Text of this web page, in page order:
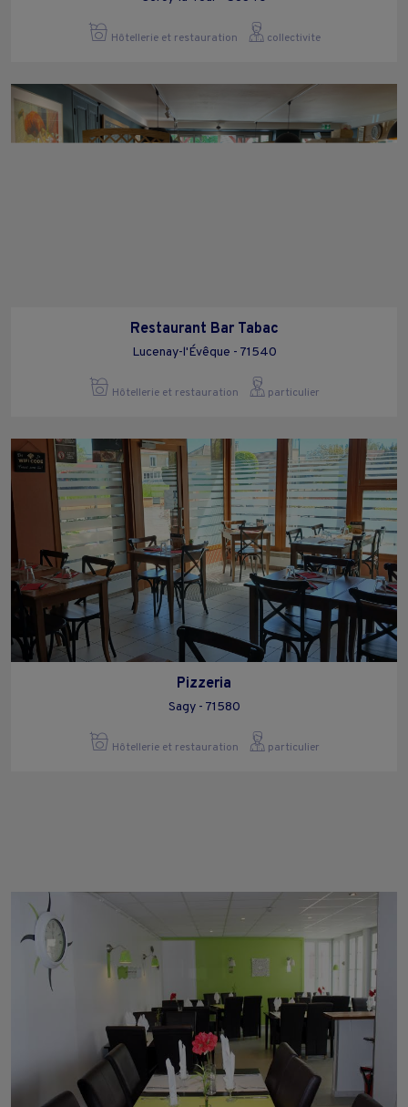
Hôtellerie et restauration collectivite
Restaurant Bar Tabac
Lucenay-l'Évêque - 71540
Hôtellerie et restauration particulier
Pizzeria
Sagy - 71580
Hôtellerie et restauration particulier